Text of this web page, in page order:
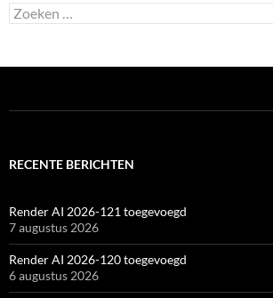
Zoeken
naar:
RECENTE BERICHTEN
Render AI 2026-121 toegevoegd
7 augustus 2026
Render AI 2026-120 toegevoegd
6 augustus 2026